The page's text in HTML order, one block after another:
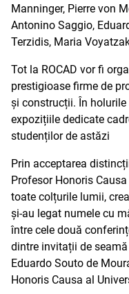
Manninger, Pierre von
Antonino Saggio,
Terzidis, Maria
Tot la ROCAD vor fi
prestigioase firme de
și construcții. În
expozițiile dedicate
studenților de astăzi
Prin acceptarea
Profesor Honoris
toate colțurile lumii,
și-au legat numele cu
între cele două
dintre invitații de seamă
Eduardo Souto de
Honoris Causa al